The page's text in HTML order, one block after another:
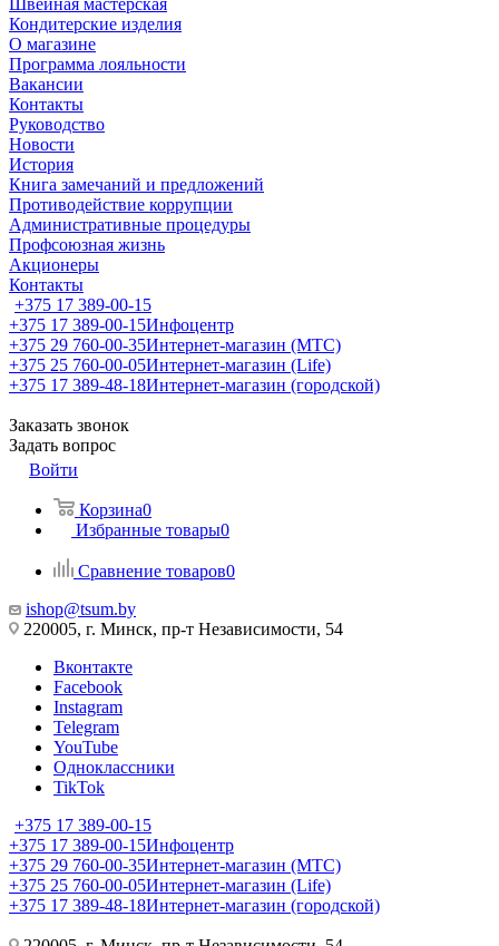
Швейная мастерская
Кондитерские изделия
О магазине
Программа лояльности
Вакансии
Контакты
Руководство
Новости
История
Книга замечаний и предложений
Противодействие коррупции
Административные процедуры
Профсоюзная жизнь
Акционеры
Контакты
+375 17 389-00-15
+375 17 389-00-15Инфоцентр
+375 29 760-00-35Интернет-магазин (МТС)
+375 25 760-00-05Интернет-магазин (Life)
+375 17 389-48-18Интернет-магазин (городской)
Заказать звонок
Задать вопрос
Войти
Корзина0
Избранные товары0
Сравнение товаров0
ishop@tsum.by
220005, г. Минск, пр-т Независимости, 54
Вконтакте
Facebook
Instagram
Telegram
YouTube
Одноклассники
TikTok
+375 17 389-00-15
+375 17 389-00-15Инфоцентр
+375 29 760-00-35Интернет-магазин (МТС)
+375 25 760-00-05Интернет-магазин (Life)
+375 17 389-48-18Интернет-магазин (городской)